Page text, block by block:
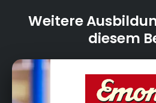
Weitere
diesem